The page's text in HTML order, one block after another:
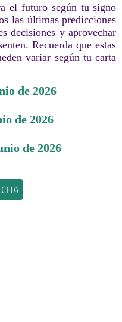
el futuro según tu signo
las últimas predicciones
decisiones y aprovechar
Recuerda que estas
variar según tu carta
de 2026
de 2026
de 2026